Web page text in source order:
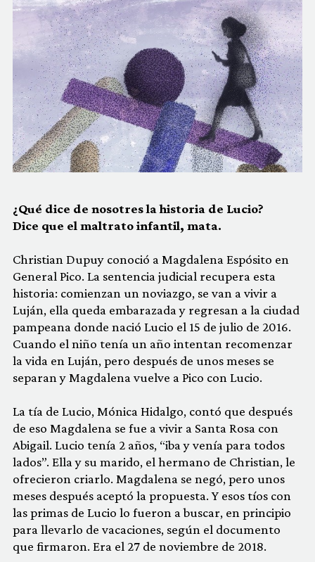
¿Qué dice de nosotres la historia de Lucio?
Dice que el maltrato infantil, mata.
Christian Dupuy conoció a Magdalena Espósito en
General Pico. La sentencia judicial recupera esta
historia: comienzan un noviazgo, se van a vivir a
Luján, ella queda embarazada y regresan a la ciudad
pampeana donde nació Lucio el 15 de julio de 2016.
Cuando el niño tenía un año intentan recomenzar
la vida en Luján, pero después de unos meses se
separan y Magdalena vuelve a Pico con Lucio.
La tía de Lucio, Mónica Hidalgo, contó que después
de eso Magdalena se fue a vivir a Santa Rosa con
Abigail. Lucio tenía 2 años, “iba y venía para todos
lados”. Ella y su marido, el hermano de Christian, le
ofrecieron criarlo. Magdalena se negó, pero unos
meses después aceptó la propuesta. Y esos tíos con
las primas de Lucio lo fueron a buscar, en principio
para llevarlo de vacaciones, según el documento
que firmaron. Era el 27 de noviembre de 2018.